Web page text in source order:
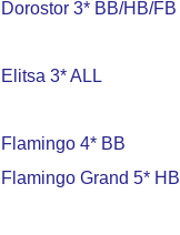
Dorostor 3* BB/HB/FB
Elitsa 3* ALL
Flamingo 4* BB
Flamingo Grand 5* HB